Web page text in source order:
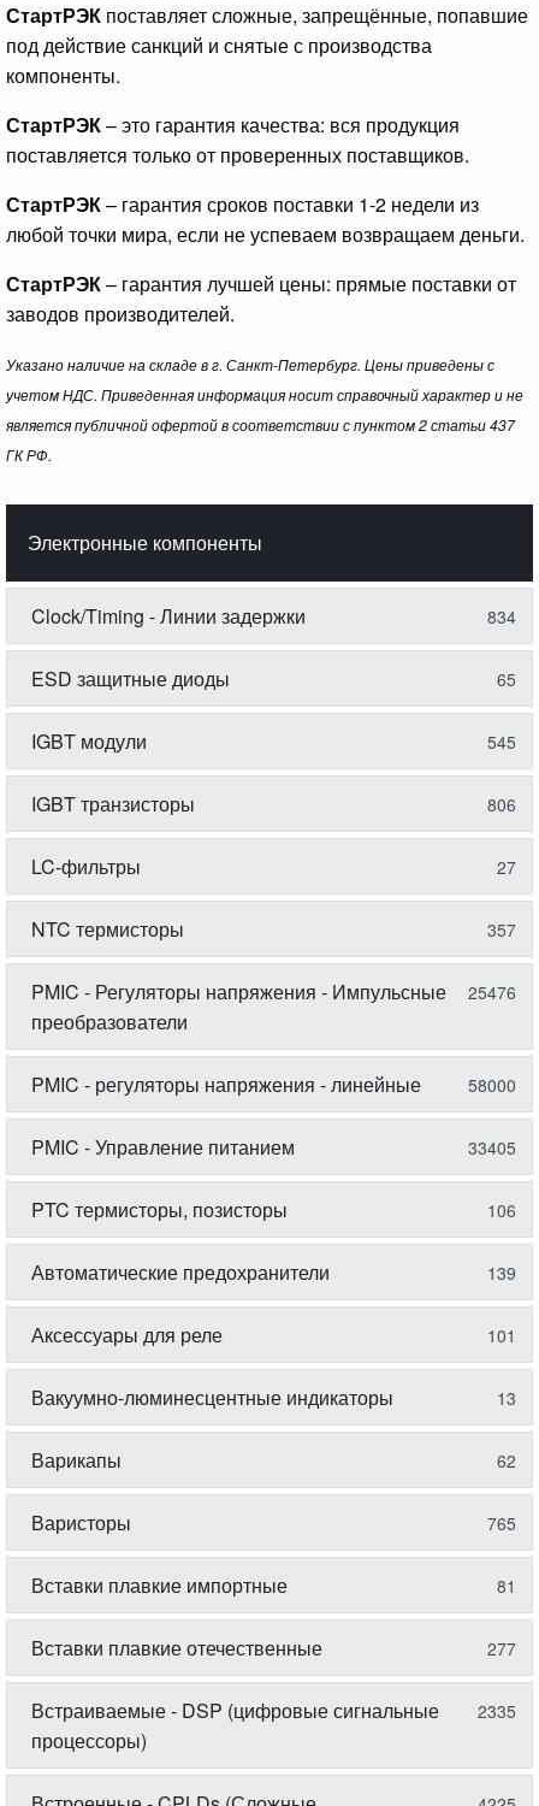
СтартРЭК поставляет сложные, запрещённые, попавшие
под действие санкций и снятые с производства
компоненты.
СтартРЭК– это гарантия качества: вся продукция
поставляется только от проверенных поставщиков.
СтартРЭК– гарантия сроков поставки 1-2 недели из
любой точки мира, если не успеваем возвращаем деньги.
СтартРЭК– гарантия лучшей цены: прямые поставки от
заводов производителей.
Указано наличие на складе в г. Санкт-Петербург. Цены приведены с
учетом НДС. Приведенная информация носит справочный характер и не
является публичной офертой в соответствии с пунктом 2 статьи 437
ГК РФ.
Электронные компоненты
Clock/Timing - Линии задержки 834
ESD защитные диоды 65
IGBT модули 545
IGBT транзисторы 806
LC-фильтры 27
NTC термисторы 357
PMIC - Регуляторы напряжения - Импульсные
преобразователи
25476
PMIC - регуляторы напряжения - линейные 58000
PMIC - Управление питанием 33405
PTC термисторы, позисторы 106
Автоматические предохранители 139
Аксессуары для реле 101
Вакуумно-люминесцентные индикаторы 13
Варикапы 62
Варисторы 765
Вставки плавкие импортные 81
Вставки плавкие отечественные 277
Встраиваемые - DSP (цифровые сигнальные
процессоры)
2335